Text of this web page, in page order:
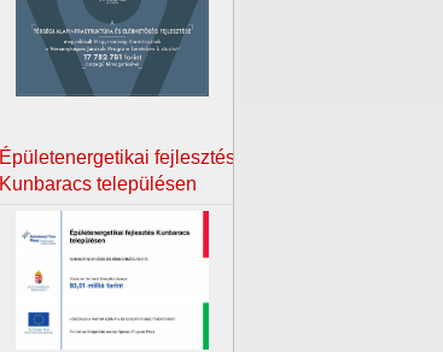
Épületenergetikai fejlesztés
Kunbaracs településen